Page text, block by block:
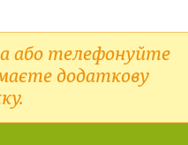
або телефонуйте
додаткову